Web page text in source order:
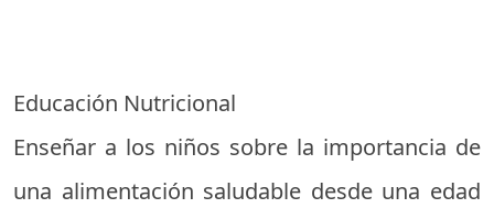
Educación Nutricional
Enseñar a los niños sobre la importancia de
una alimentación saludable desde una edad